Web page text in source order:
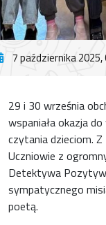
7 października 2025,
29 i 30 września
wspaniała okazja
czytania dzieciom.
Uczniowie z
Detektywa
sympatycznego
poetą.